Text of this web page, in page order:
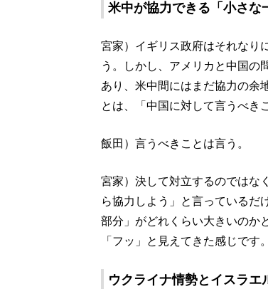
米中が協力できる「小さな
宮家）イギリス政府はそれなり
う。しかし、アメリカと中国の
あり、米中間にはまだ協力の余
とは、「中国に対して言うべき
飯田）言うべきことは言う。
宮家）決して対立するのではな
ら協力しよう」と言っているだ
部分」がどれくらい大きいのか
「フッ」と見えてきた感じです
ウクライナ情勢とイスラ